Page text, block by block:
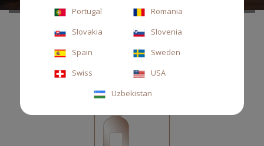
I NOSTRI SERVIZI
Portugal
Romania
Slovakia
Slovenia
Spain
Sweden
Swiss
USA
Uzbekistan